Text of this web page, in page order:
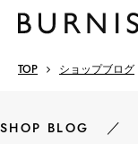
TOP ショップブログ
SHOP BLOG ／